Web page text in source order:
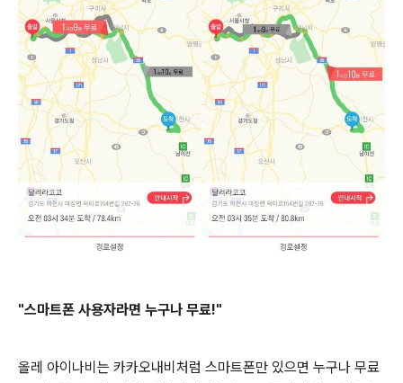
"스마트폰 사용자라면 누구나 무료!"
올레 아이나비는 카카오내비처럼 스마트폰만 있으면 누구나 무료